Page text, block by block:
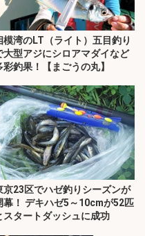
模湾のLT（ライト）五目釣り
大型アジにシロアマダイなど
彩釣果！【まごうの丸】
京23区でハゼ釣りシーズンが
幕！ デキハゼ5～10cmが52匹
スタートダッシュに成功